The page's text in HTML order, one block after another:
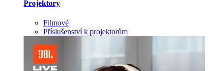
Projektory
Filmové
Příslušenství k projektorům